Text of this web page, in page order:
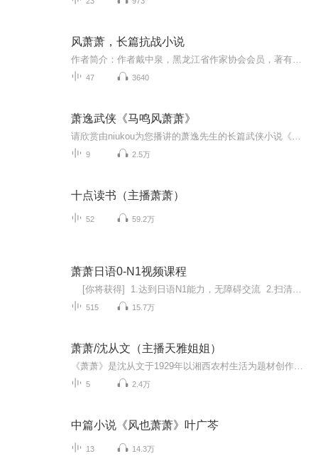
风萧萧，长篇抗战小说
47 3640
萧逸武侠《马鸣风萧萧》
9 2.5万
十点读书（主播萧萧）
52 59.2万
萧萧日语0-N1视频课程
515 15.7万
萧萧/沈从文（主播天雅姐姐）
5 2.4万
中篇小说《风也萧萧》叶广芩
13 14.3万